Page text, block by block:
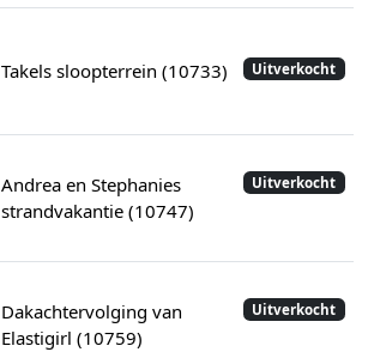
Uitverkocht
Takels sloopterrein (10733)
Uitverkocht
Andrea en Stephanies
strandvakantie (10747)
Uitverkocht
Dakachtervolging van
Elastigirl (10759)